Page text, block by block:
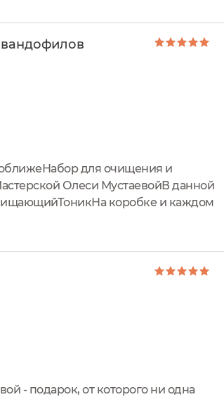
для очищения и
Олеси МустаевойВ данной
коробке и каждом
- подарок, от которого ни одна